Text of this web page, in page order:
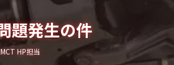
題発生の件
MCT HP担当